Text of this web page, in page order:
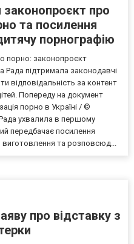
про
та посилення
порнографію
порно: законопроєкт
підтримала законодавчі
відповідальність за контент
Попереду на документ
порно в Україні / ©
ухвалила в першому
передбачає посилення
виготовлення та розповсюд...
про відставку з